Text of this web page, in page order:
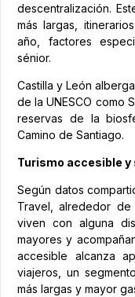
descentralización.
más largas,
año, factores
sénior.
Castilla y León
de la UNESCO como
reservas de la
Camino de Santiago.
Turismo accesible
Según datos
Travel, alrededor
viven con alguna
mayores y
accesible alcanza
viajeros, un
más largas y mayor